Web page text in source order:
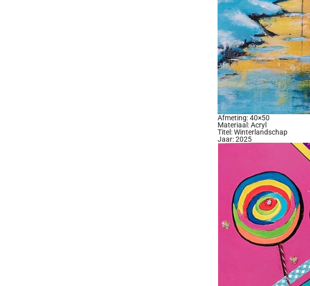
Afmeting: 40×50
Materiaal: Acryl
Titel: Winterlandschap
Jaar: 2025